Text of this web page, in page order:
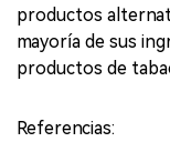
productos
mayoría de sus
productos de
Referencias: